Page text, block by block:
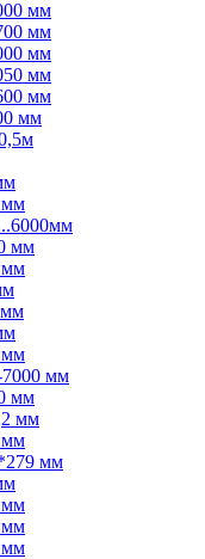
мм
мм
мм
мм
мм
мм
мм
мм
мм
мм
мм
мм
мм
мм
мм
мм
мм
мм
мм